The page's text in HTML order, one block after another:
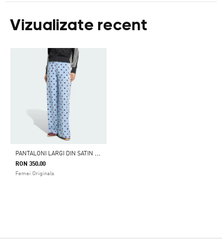
Vizualizate recent
P
ANTALONI LARGI DIN SATIN CU BULINE
RON 350.00
Femei Originals